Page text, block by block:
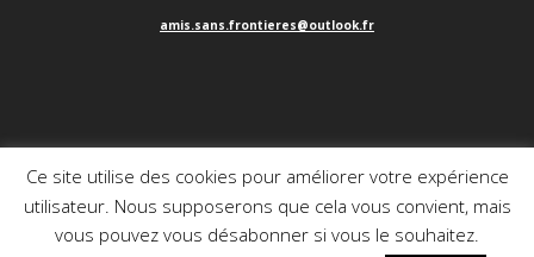
amis.sans.frontieres@outlook.fr
Site web créé avec ❤ par
www.image-graphique.com
Ce site utilise des cookies pour améliorer votre expérience
utilisateur. Nous supposerons que cela vous convient, mais
vous pouvez vous désabonner si vous le souhaitez.